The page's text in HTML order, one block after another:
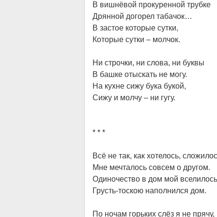
В вишнёвой прокуренной трубке
Дрянной догорел табачок…
В застое которые сутки,
Которые сутки – молчок.
Ни строчки, ни слова, ни буквы
В башке отыскать не могу.
На кухне сижу бука букой,
Сижу и молчу – ни гугу.
* * *
Всё не так, как хотелось,
Мне мечталось совсем о другом.
Одиночество в дом мой
Грусть-тоскою наполнился дом.
По ночам горьких слёз я не прячу,